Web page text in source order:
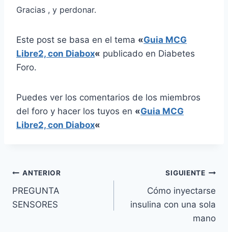
Gracias , y perdonar.
Este post se basa en el tema «Guia MCG
Libre2, con Diabox« publicado en Diabetes
Foro.
Puedes ver los comentarios de los miembros
del foro y hacer los tuyos en «Guia MCG
Libre2, con Diabox«
Navegación
de
ANTERIOR
PREGUNTA
SENSORES
SIGUIENTE
Cómo inyectarse
insulina con una sola
mano